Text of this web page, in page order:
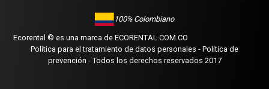
100% Colombiano
Ecorental © es una marca deECORENTAL.COM.CO
Política para el tratamiento de datos personales - Política de
prevención - Todos los derechos reservados 2017